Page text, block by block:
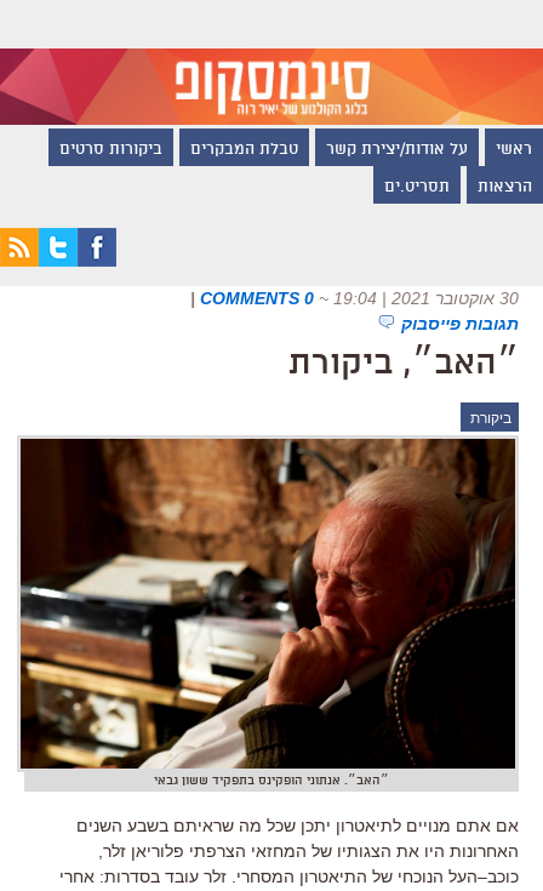
ראשי על אודות/יצירת קשר טבלת המבקרים ביקורות סרטים
הרצאות תסריט.ים
30 אוקטובר 2021 | 19:04 ~
0 COMMENTS
|
תגובות פייסבוק
״האב״, ביקורת
ביקורת
״האב״. אנתוני הופקינס בתפקיד ששון גבאי
אם אתם מנויים לתיאטרון יתכן שכל מה שראיתם בשבע השנים
האחרונות היו את הצגותיו של המחזאי הצרפתי פלוריאן זלר
כוכב–העל הנוכחי של התיאטרון המסחרי זלר עובד בסדרות: אחרי